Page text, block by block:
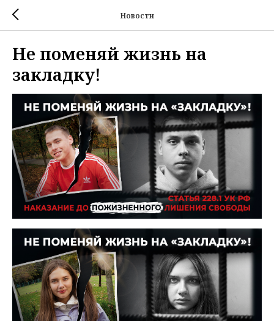
Новости
Не поменяй жизнь на
закладку!